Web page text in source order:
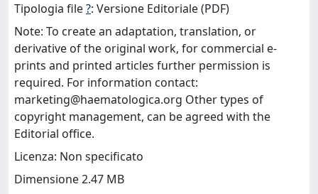
Tipologia file?: Versione Editoriale (PDF)
Note: To create an adaptation, translation, or
derivative of the original work, for commercial e-
prints and printed articles further permission is
required. For information contact:
marketing@haematologica.org Other types of
copyright management, can be agreed with the
Editorial office.
Licenza: Non specificato
Dimensione 2.47 MB